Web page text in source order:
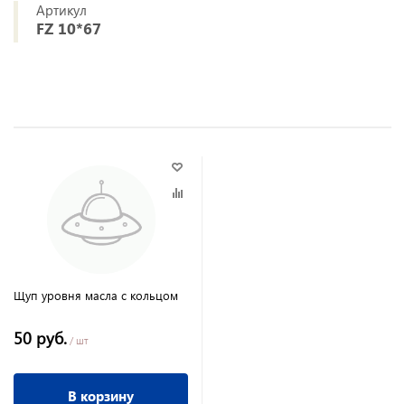
Артикул
FZ 10*67
Щуп уровня масла с кольцом
50 руб. / шт
В корзину